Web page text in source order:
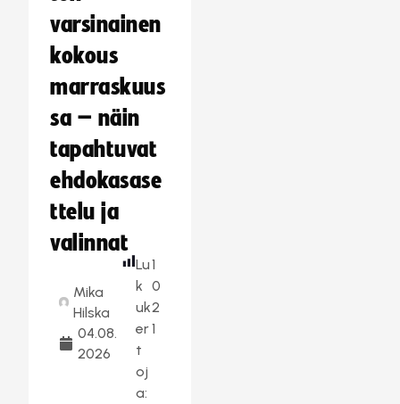
varsinainen
kokous
marraskuus
sa – näin
tapahtuvat
ehdokasase
ttelu ja
valinnat
Mika
Hilska
04.08.
2026
Lu
k
uk
er
t
oj
a:
1
0
2
1